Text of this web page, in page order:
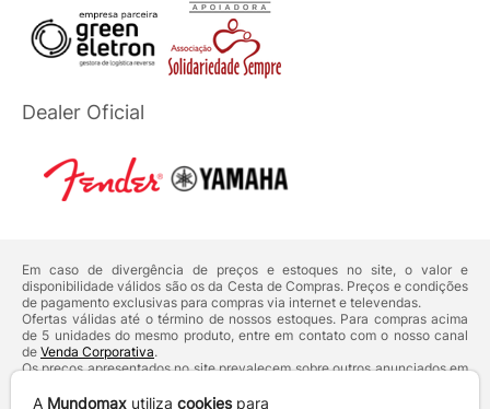
Dealer Oficial
Em caso de divergência de preços e estoques no site, o valor e
disponibilidade válidos são os da Cesta de Compras. Preços e condições
de pagamento exclusivas para compras via internet e televendas.
Ofertas válidas até o término de nossos estoques. Para compras acima
de 5 unidades do mesmo produto, entre em contato com o nosso canal
de Venda Corporativa.
Os preços apresentados no site prevalecem sobre outros anunciados em
Defesa do Consumidor:Lei nº 8.078.
A Mundomax utiliza cookiespara